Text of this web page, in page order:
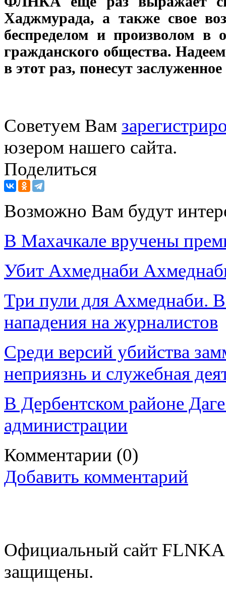
Хаджмурада, а также свое
беспределом и произволом в
гражданского общества.
в этот раз, понесут
Советуем Вам
юзером нашего сайта.
Поделиться
Возможно Вам будут
В Махачкале вручены
Убит Ахмеднаби
Три пули для Ахмеднаби.
нападения на журналистов
Среди версий убийства
неприязнь и служебная
В Дербентском районе
администрации
Комментарии (0)
Добавить комментарий
Официальный сайт
защищены.